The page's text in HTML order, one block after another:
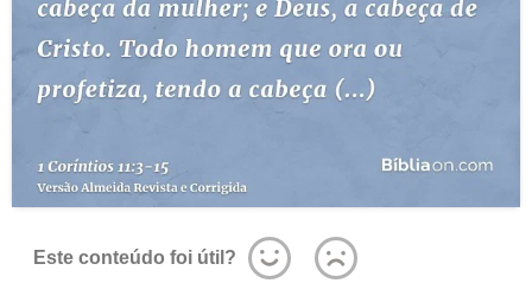
Este conteúdo foi útil?